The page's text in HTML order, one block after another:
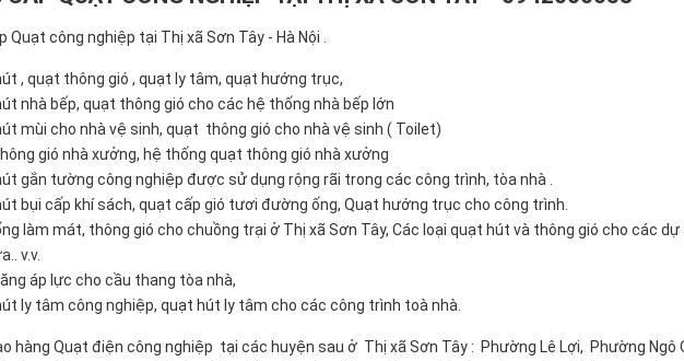
Quạt công nghiệp tại Thị xã Sơn Tây - Hà Nội .
, quạt thông gió , quạt ly tâm, quạt hướng trục,
nhà bếp, quạt thông gió cho các hệ thống nhà bếp lớn
mùi cho nhà vệ sinh, quạt thông gió cho nhà vệ sinh ( Toilet)
gió nhà xưởng, hệ thống quạt thông gió nhà xưởng
gắn tường công nghiệp được sử dụng rộng rãi trong các công trình, tòa nhà .
bụi cấp khí sách, quạt cấp gió tươi đường ống, Quạt hướng trục cho công trình.
làm mát, thông gió cho chuồng trại ở Thị xã Sơn Tây, Các loại quạt hút và thông gió cho các dự
v.v.
áp lực cho cầu thang tòa nhà,
ly tâm công nghiệp, quạt hút ly tâm cho các công trình toà nhà.
hàng Quạt điện công nghiệp tại các huyện sau ở Thị xã Sơn Tây : Phường Lê Lợi, Phường Ngô